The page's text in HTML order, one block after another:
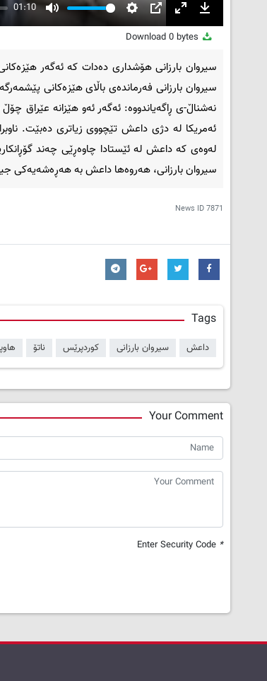
01:10
Settings
fullscreen
0 bytes
سیروان بارزانی هۆشداری دەدات کە ئەگەر
سیروان بارزانی فەرماندەی باڵای هێزەکانی
نەشناڵ-ی ڕاگەیاندووە: ئەگەر ئەو هێزانە عێراق
ئەمریکا لە دژی داعش تێچووی زیاتری دەبێت.
لەوەی که داعش لە ئێستادا چاوەڕێی چەند
سیروان بارزانی، هەروەها داعش بە هەڕەشەیەکی
News ID7871
Tags
داعش سیروان بارزانی کوردپرێس ناتۆ
Your Comment
*